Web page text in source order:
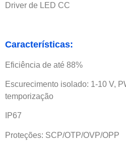
Driver de LED CC
Características:
Eficiência de até 88%
Escurecimento isolado: 1-10 V,
temporização
IP67
Proteções: SCP/OTP/OVP/OPP